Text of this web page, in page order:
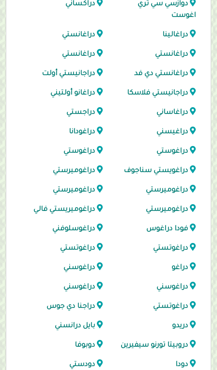
دوازسي سي تري
اغوست
دراكساني
دراغالينا دراغانستي
دراغانستي دراغانستي
دراغانستي دي فد دراجانيستي أولت
دراجانيستي فلاسكا دراغانو أولتيني
دراغاساني دراجستي
دراغيسني دراغودانا
دراغوستي دراغوستي
دراغويستي سناجوف دراغوميرستي
دراغوميرستي دراغوميرستي
دراغوميرستي دراغوميريستي فالي
فودا دراغوس دراغوسلوفني
دراغوتستي دراغوتستي
دراغو دراغوسني
دراغوسني دراغوسني
دراغوتستي دراجنا دي جوس
دريدو بايل درانسني
دروبيتا تورنو سيفيرين دوبوفا
دودا دودستي